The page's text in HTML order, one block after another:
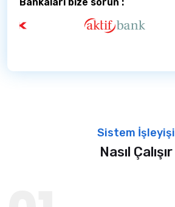
Sistem İşleyişi
Nasıl Çalışır